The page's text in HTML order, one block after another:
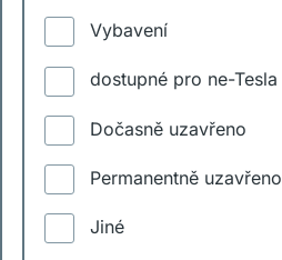
Vybavení
dostupné pro ne-Tesla
Dočasně uzavřeno
Permanentně uzavřeno
Jiné